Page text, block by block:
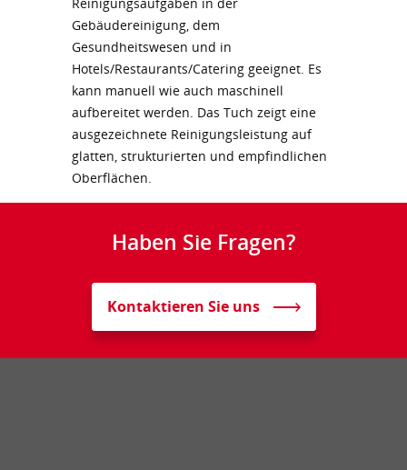
Gebäudereinigung, dem
Gesundheitswesen und in
Hotels/Restaurants/Catering geeignet. Es
kann manuell wie auch maschinell
aufbereitet werden. Das Tuch zeigt eine
ausgezeichnete Reinigungsleistung auf
glatten, strukturierten und empfindlichen
Oberflächen.
Haben Sie Fragen?
Kontaktieren Sie uns